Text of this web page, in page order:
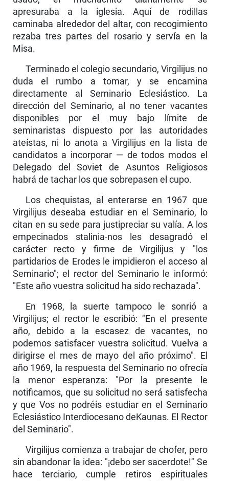
apresuraba a la iglesia. Aquí de rodillas
caminaba alrededor del altar, con recogi­miento
rezaba tres partes del rosario y servía en la
Misa.
Terminado el colegio secundario, Virgilijus no
duda el rumbo a tomar, y se encamina
directamente al Seminario Eclesiástico. La
dirección del Seminario, al no tener vacantes
disponibles por el muy bajo límite de
seminaristas dispuesto por las autoridades
ateístas, ni lo anota a Virgilijus en la lista de
candidatos a incorporar — de todos modos el
Delega­do del Soviet de Asuntos Religiosos
habrá de tachar los que sobrepasen el cupo.
Los chequistas, al enterarse en 1967 que
Virgilijus deseaba estudiar en el Seminario, lo
citan en su sede para justipreciar su valía. A los
empecinados stalinia-nos les desagradó el
carácter recto y firme de Virgilijus y "los
partidarios de Erodes le impidieron el acceso al
Seminario"; el rector del Seminario le informó:
"Este año vuestra solicitud ha sido rechaza­da".
En 1968, la suerte tampoco le sonrió a
Virgilijus; el rector le escribió: "En el presente
año, debido a la escasez de vacantes, no
podemos satisfacer vuestra solicitud. Vuelva a
dirigirse el mes de mayo del año próximo". El
año 1969, la respuesta del Seminario no ofrecía
la menor esperanza: "Por la presente le
notificamos, que su solicitud no será satisfecha
y que Vos no podréis estudiar en el Seminario
Eclesiástico Interdiocesano deKaunas. El Rector
del Seminario".
Virgilijus comienza a trabajar de chofer, pero
sin abandonar la idea: "¡debo ser sacerdote!" Se
hace terciario, cumple retiros espirituales